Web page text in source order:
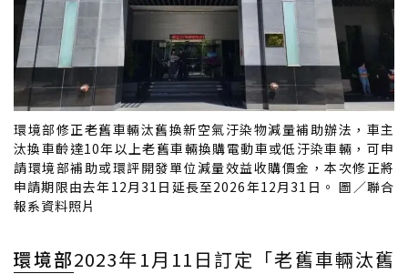
環境部修正老舊車輛汰舊換新空氣汙染物減量補助辦法，車主
汰換車齡達10年以上老舊車輛換購電動車或低汙染車輛，可申
請環境部補助或環評開發單位減量效益收購價金，本次修正將
申請期限由去年12月31日延長至2026年12月31日。 圖／聯合
報系資料照片
環境部2023年1月11日訂定「老舊車輛汰舊